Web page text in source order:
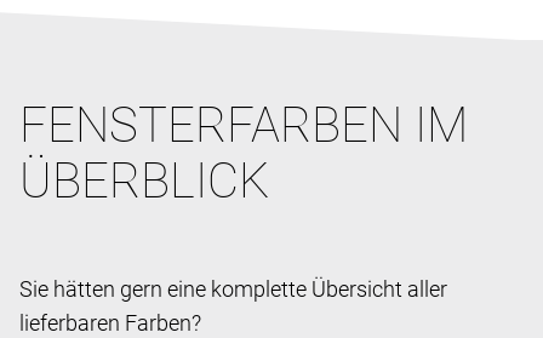
FENSTERFARBEN IM
ÜBERBLICK
Sie hätten gern eine komplette Übersicht aller
lieferbaren Farben?